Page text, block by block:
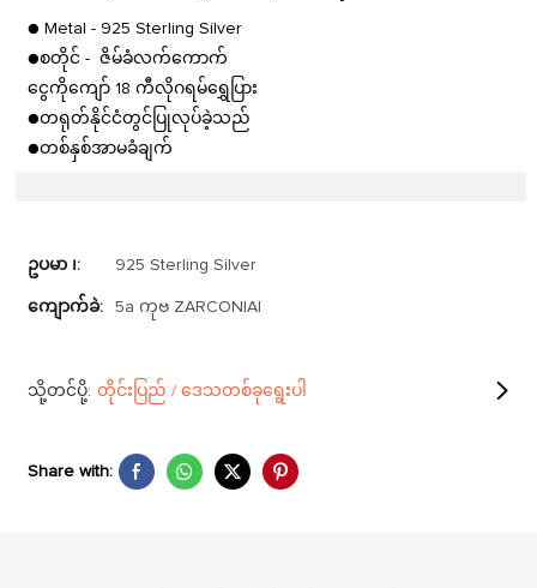
● Metal - 925 Sterling Silver
●စတိုင် - ဇိမ်ခံလက်ကောက်
ငွေကိုကျော် 18 ကီလိုဂရမ်ရွှေပြား
●တရုတ်နိုင်ငံတွင်ပြုလုပ်ခဲ့သည်
●တစ်နှစ်အာမခံချက်
ဥပမာ ၊: 925 Sterling Silver
ကျောက်ခဲ: 5a ကုဗ ZARCONIAI
သို့တင်ပို့: တိုင်းပြည် / ဒေသတစ်ခုရွေးပါ
Share with: